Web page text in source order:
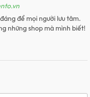
để mọi người lưu tâm.
những shop mà mình biết!